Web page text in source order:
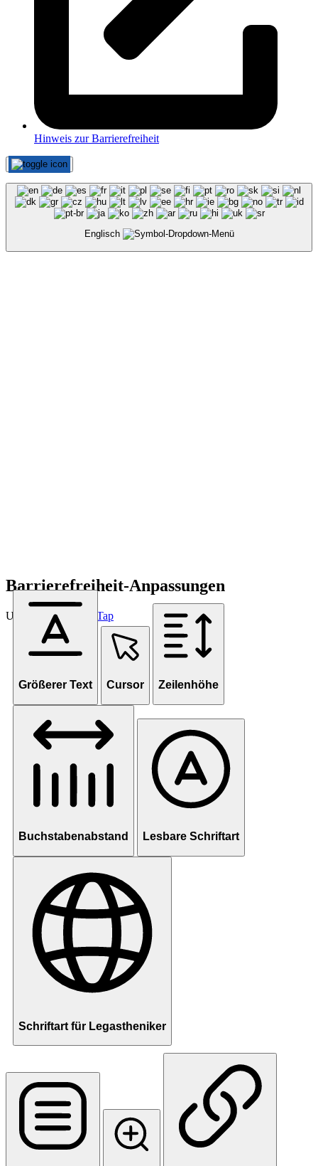
Hinweis zur Barrierefreiheit
Englisch
Barrierefreiheit-Anpassungen
Unterstützt von OneTap
Größerer Text Cursor Zeilenhöhe
Buchstabenabstand Lesbare Schriftart
Schriftart für Legastheniker